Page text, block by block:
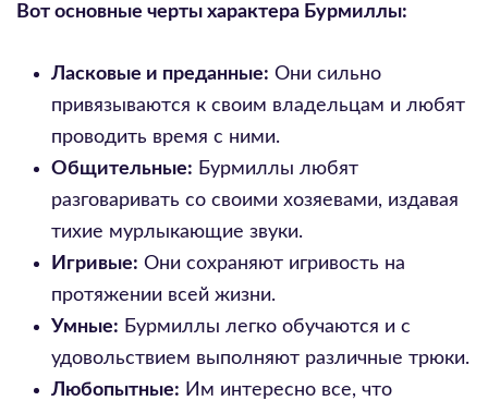
Вот основные черты характера Бурмиллы:
Ласковые и преданные: Они сильно
привязываются к своим владельцам и любят
проводить время с ними.
Общительные: Бурмиллы любят
разговаривать со своими хозяевами, издавая
тихие мурлыкающие звуки.
Игривые: Они сохраняют игривость на
протяжении всей жизни.
Умные: Бурмиллы легко обучаются и с
удовольствием выполняют различные трюки.
Любопытные: Им интересно все, что